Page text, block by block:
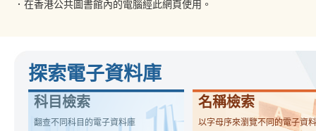
．在香港公共圖書館內的電腦經此網頁使用。
探索電子資料庫
科目檢索
翻查不同科目的電子資料庫
名稱檢索
以字母序來瀏覽不同的電子資